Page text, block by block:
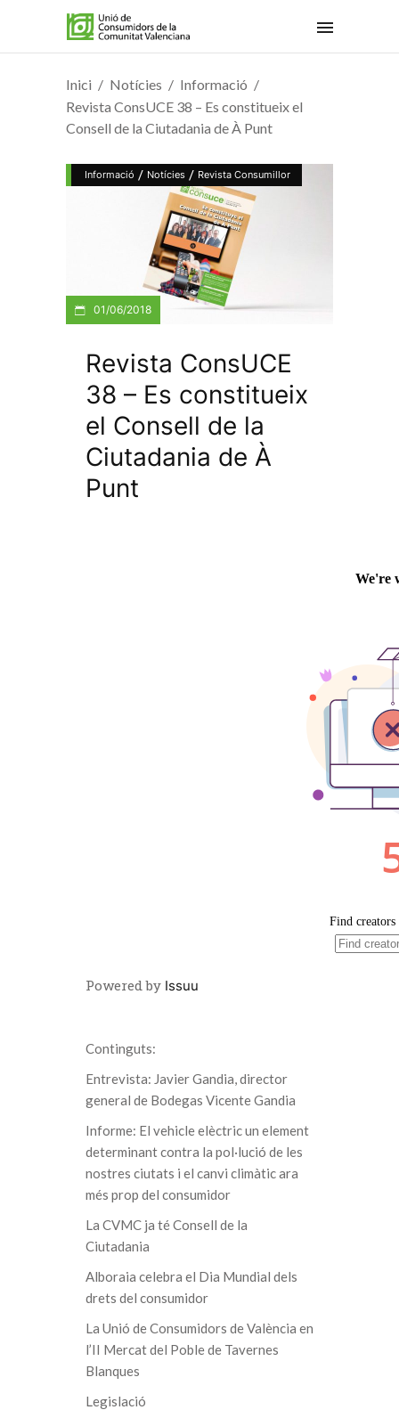
Inici Notícies
Informació
Revista ConsUCE 38 – Es constitueix el
Consell de la Ciutadania de À Punt
Informació / Notícies / Revista Consumillor
01/06/2018
Revista ConsUCE
38 – Es constitueix
el Consell de la
Ciutadania de À
Punt
Powered by Issuu
Continguts:
Entrevista: Javier Gandia, director
general de Bodegas Vicente Gandia
Informe: El vehicle elèctric un element
determinant contra la pol·lució de les
nostres ciutats i el canvi climàtic ara
més prop del consumidor
La CVMC ja té Consell de la
Ciutadania
Alboraia celebra el Dia Mundial dels
drets del consumidor
La Unió de Consumidors de València en
l’II Mercat del Poble de Tavernes
Blanques
Legislació